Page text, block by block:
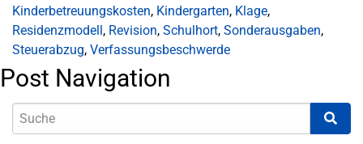
Kinderbetreuungskosten, Kindergarten, Klage,
Residenzmodell, Revision, Schulhort, Sonderausgaben,
Steuerabzug, Verfassungsbeschwerde
Post Navigation